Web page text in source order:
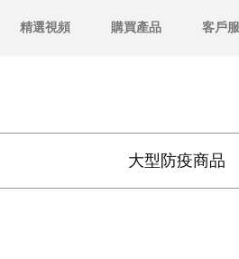
精選視頻 購買產品 客戶
大型防疫商品